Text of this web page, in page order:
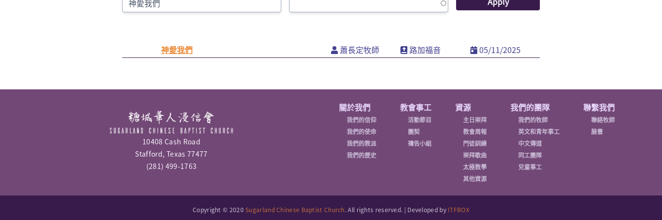
神愛我們 蕭長定牧師 路加福音 05/11/2025
10408 Cash Road
Stafford, Texas 77477
(281) 499-1763
Main
Nav
關於我們
我們的信仰
我們的使命
我們的教派
我們的歷史
教會事工
活動節目
團契
禱告小組
資源
主日崇拜
教會周報
門徒訓練
崇拜歌曲
太極教學
其他資源
我們的團隊
我們的牧師
英文和青年事工
中文傳道
同工團隊
兒童事工
聯繫我們
聯絡牧師
臉書
Copyright © 2020 Sugarland Chinese Baptist Church. All rights reserved. | Developed by ITFBOX